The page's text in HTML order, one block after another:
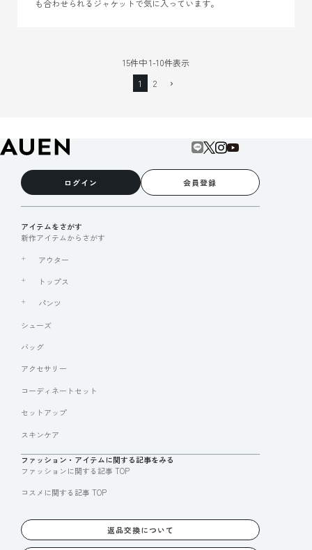
15件中1-10件表示
1
2
ログイン 会員登録
アイテムをさがす
新作アイテムからさがす
アウター
トップス
パンツ
シューズ
バッグ
アクセサリー
コーディネートセット
セットアップ
スキンケア
ファッション・アイテムに関する記事をみる
ファッションに関する記事 TOP
コスメに関する記事 TOP
返品交換について